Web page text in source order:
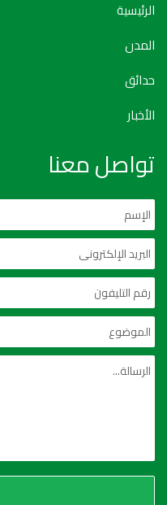
الرئيسية
المدن
حدائق
الأخبار
تواصل معنا